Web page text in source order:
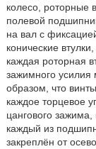
колесо, роторные
полевой
на вал с
конические
каждая роторная
зажимного
образом, что
каждое торцевое
цангового
каждый из
закреплён от